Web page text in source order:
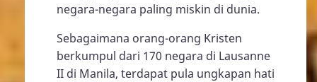
negara-negara paling miskin di dunia.
Sebagaimana orang-orang Kristen
berkumpul dari 170 negara di Lausanne
II di Manila, terdapat pula ungkapan hati